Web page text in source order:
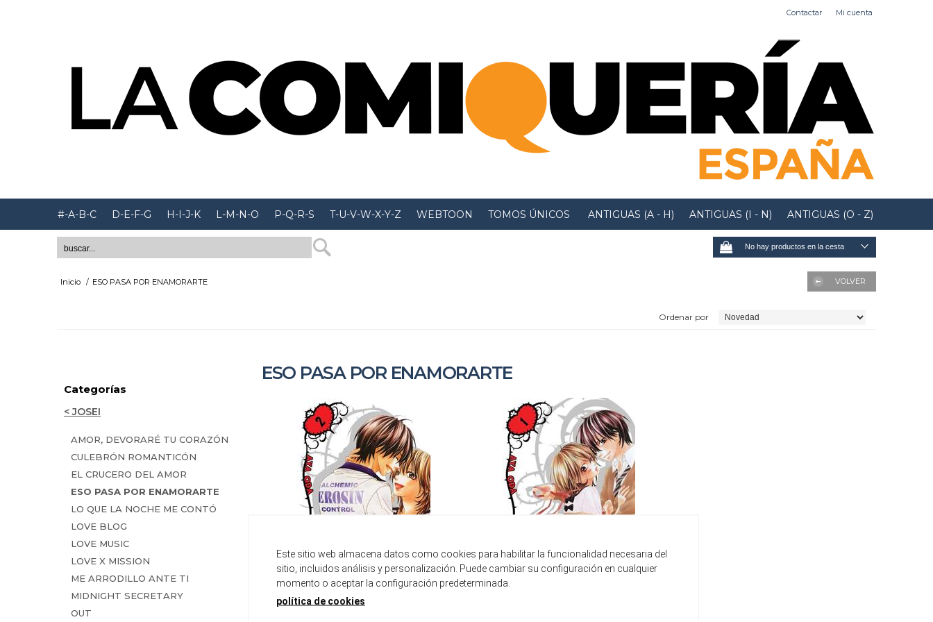
Contactar Mi cuenta
#-A-B-C D-E-F-G H-I-J-K L-M-N-O P-Q-R-S T-U-V-W-X-Y-Z WEBTOON TOMOS ÚNICOS ANTIGUAS (A - H) ANTIGUAS (I - N) ANTIGUAS (O - Z)
No hay productos en la cesta
Inicio / ESO PASA POR ENAMORARTE VOLVER
Ordenar por
Categorías
< JOSEI
AMOR, DEVORARÉ TU CORAZÓN
CULEBRÓN ROMANTICÓN
EL CRUCERO DEL AMOR
ESO PASA POR ENAMORARTE
LO QUE LA NOCHE ME CONTÓ
LOVE BLOG
LOVE MUSIC
LOVE X MISSION
ME ARRODILLO ANTE TI
MIDNIGHT SECRETARY
OUT
ESO PASA POR ENAMORARTE
ESO PASA POR ENAMORARTE 02
Este sitio web almacena datos como cookies para habilitar la funcionalidad necesaria del
sitio, incluidos análisis y personalización. Puede cambiar su configuración en cualquier
momento o aceptar la configuración predeterminada.
política de cookies